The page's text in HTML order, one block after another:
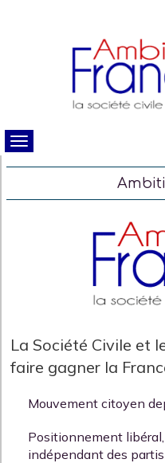
La Société Civile et
faire gagner la
Mouvement citoyen
Positionnement
indépendant des partis